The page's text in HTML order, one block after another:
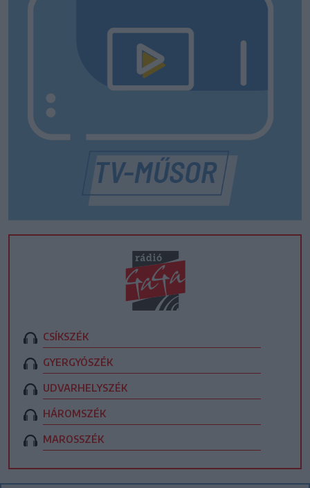
CSÍKSZÉK
GYERGYÓSZÉK
UDVARHELYSZÉK
HÁROMSZÉK
MAROSSZÉK